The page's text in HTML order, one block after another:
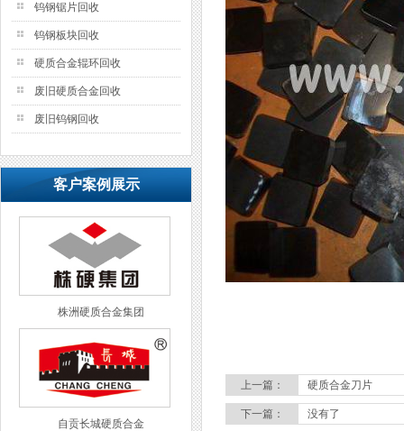
钨钢锯片回收
钨钢板块回收
硬质合金辊环回收
废旧硬质合金回收
废旧钨钢回收
客户案例展示
株洲硬质合金集团
自贡长城硬质合金
上一篇： 硬质合金刀片
下一篇： 没有了